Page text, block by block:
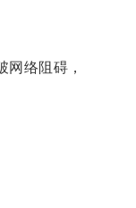
络阻碍，